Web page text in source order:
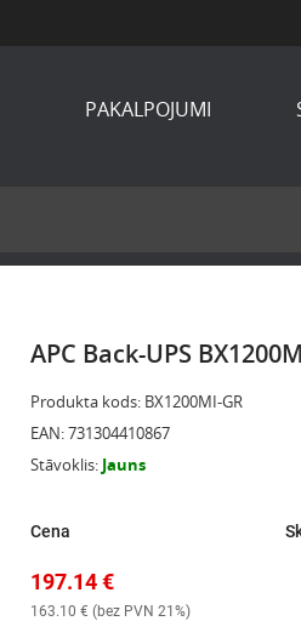
PAKALPOJUMI
APC Back-UPS
Produkta kods: BX1200MI-GR
EAN:731304410867
Stāvoklis: Jauns
Cena
197.14€
163.10 € (bez PVN 21%)